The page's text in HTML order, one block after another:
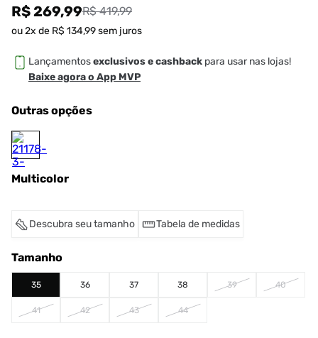
R$ 269,99R$ 419,99
ou2x de R$ 134,99sem juros
Lançamentosexclusivos e cashback para usar nas lojas!
Baixe agora o App MVP
Outras opções
Multicolor
Descubra seu tamanho Tabela de medidas
Tamanho
35 36 37 38 39 40
41 42 43 44